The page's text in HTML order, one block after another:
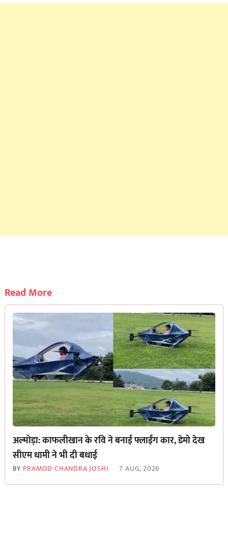
Read More
अल्मोड़ा: काफलीखान के रवि ने बनाई फ्लाईंग कार, डेमो देख
सीएम धामी ने भी दी बधाई
BY PRAMOD CHANDRA JOSHI 7 AUG, 2026